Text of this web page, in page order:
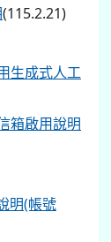
(115.2.21)
生成式人工
箱啟用說明
明(帳號